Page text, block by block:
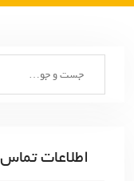
اطلاعات تماس